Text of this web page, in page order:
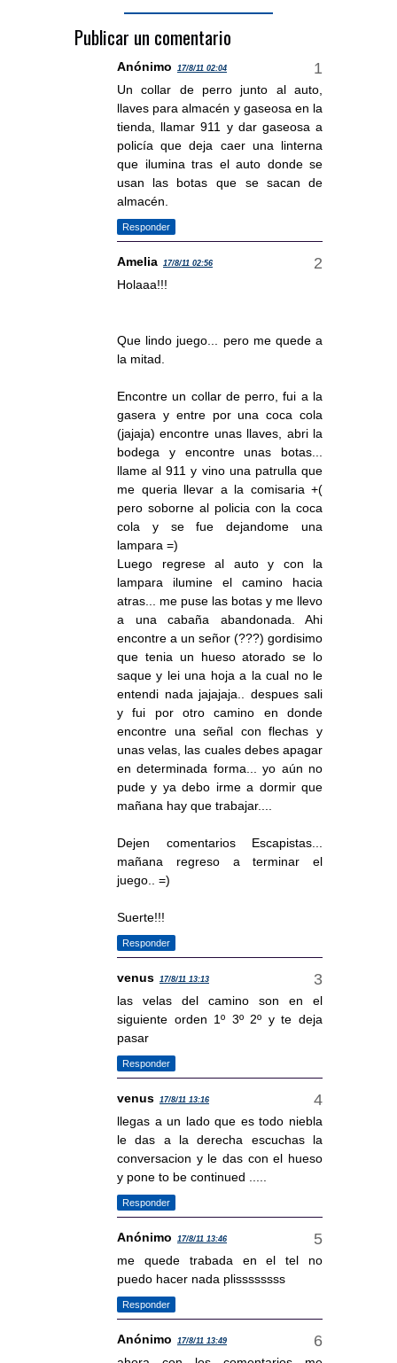
Publicar un comentario
Anónimo 17/8/11 02:04
Un collar de perro junto al auto,
llaves para almacén y gaseosa en la
tienda, llamar 911 y dar gaseosa a
policía que deja caer una linterna
que ilumina tras el auto donde se
usan las botas que se sacan de
almacén.
Responder
Amelia 17/8/11 02:56
Holaaa!!!
Que lindo juego... pero me quede a
la mitad.
Encontre un collar de perro, fui a la
gasera y entre por una coca cola
(jajaja) encontre unas llaves, abri la
bodega y encontre unas botas...
llame al 911 y vino una patrulla que
me queria llevar a la comisaria +(
pero soborne al policia con la coca
cola y se fue dejandome una
lampara =)
Luego regrese al auto y con la
lampara ilumine el camino hacia
atras... me puse las botas y me llevo
a una cabaña abandonada. Ahi
encontre a un señor (???) gordisimo
que tenia un hueso atorado se lo
saque y lei una hoja a la cual no le
entendi nada jajajaja.. despues sali
y fui por otro camino en donde
encontre una señal con flechas y
unas velas, las cuales debes apagar
en determinada forma... yo aún no
pude y ya debo irme a dormir que
mañana hay que trabajar....
Dejen comentarios Escapistas...
mañana regreso a terminar el
juego.. =)
Suerte!!!
Responder
venus 17/8/11 13:13
las velas del camino son en el
siguiente orden 1º 3º 2º y te deja
pasar
Responder
venus 17/8/11 13:16
llegas a un lado que es todo niebla
le das a la derecha escuchas la
conversacion y le das con el hueso
y pone to be continued .....
Responder
Anónimo 17/8/11 13:46
me quede trabada en el tel no
puedo hacer nada plissssssss
Responder
Anónimo 17/8/11 13:49